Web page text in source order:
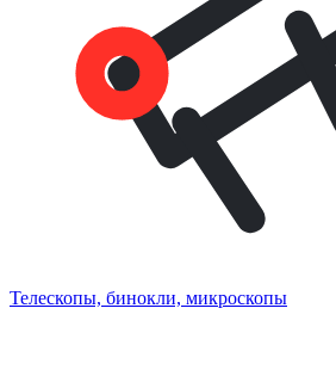
Телескопы, бинокли, микроскопы